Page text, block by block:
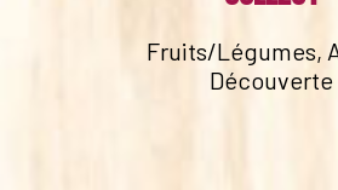
Fruits/Légumes,
Découverte